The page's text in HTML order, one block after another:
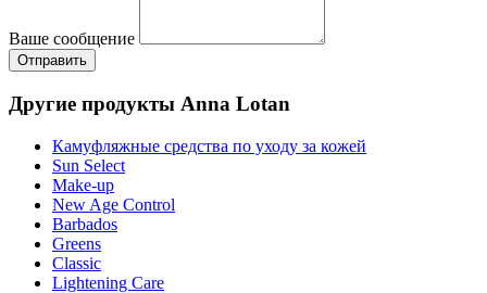
Ваше сообщение
Другие продукты Anna Lotan
Кaмуфляжные средства по уходу за кожей
Sun Select
Make-up
New Age Control
Barbados
Greens
Classic
Lightening Care